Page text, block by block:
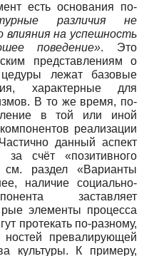
есть основания по-
различия не
на успешность
поведение». Это
представлениям о
лежат базовые
характерные для
В то же время, по-
в той или иной
реализации
данный аспект
счёт «позитивного
см. раздел «Варианты
наличие социально-
заставляет
рые элементы процесса
протекать по-разному,
превалирующей
культуры. К примеру,